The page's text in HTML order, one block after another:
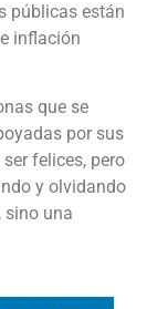
públicas están
inflación
que se
por sus
felices, pero
y olvidando
sino una